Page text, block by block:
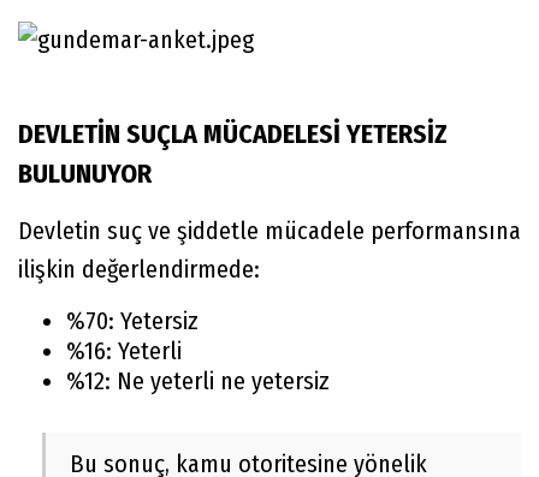
DEVLETİN SUÇLA MÜCADELESİ YETERSİZ
BULUNUYOR
Devletin suç ve şiddetle mücadele performansına
ilişkin değerlendirmede:
%70: Yetersiz
%16: Yeterli
%12: Ne yeterli ne yetersiz
Bu sonuç, kamu otoritesine yönelik